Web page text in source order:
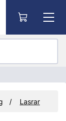
Lasrar